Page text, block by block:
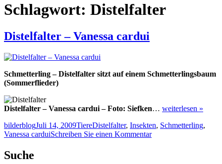
Schlagwort: Distelfalter
Distelfalter – Vanessa cardui
Schmetterling – Distelfalter sitzt auf einem Schmetterlingsbaum
(Sommerflieder)
Distelfalter – Vanessa cardui – Foto: Siefken… weiterlesen »
Autor
bilderblogVeröffentlicht
am
Juli 14, 2009Kategorien
TiereSchlagwörter
Distelfalter, Insekten, Schmetterling,
Vanessa carduiSchreiben Sie einen Kommentarzu
Suche